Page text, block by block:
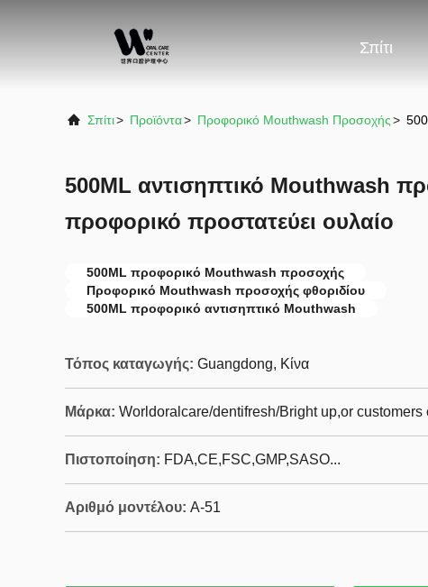
Σπίτι
Σπίτι> Προϊόντα> Προφορικό Mouthwash Προσοχής>
500ML αντισηπτικό Mouthwash
προφορικό προστατεύει ουλαίο
500ML προφορικό Mouthwash προσοχής
Προφορικό Mouthwash προσοχής φθοριδίου
500ML προφορικό αντισηπτικό Mouthwash
Τόπος καταγωγής: Guangdong, Κίνα
Μάρκα: Worldoralcare/dentifresh/Bright up,or customers
Πιστοποίηση: FDA,CE,FSC,GMP,SASO...
Αριθμό μοντέλου: Α-51